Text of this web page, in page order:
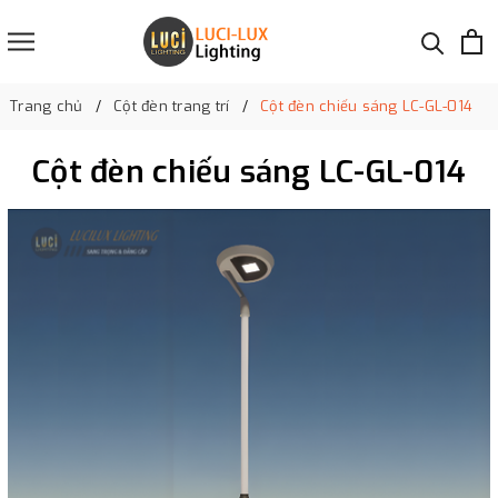
Trang chủ Cột đèn trang trí Cột đèn chiếu sáng LC-GL-014
Cột đèn chiếu sáng LC-GL-014